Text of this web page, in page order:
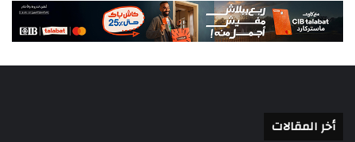
أخر المقالات